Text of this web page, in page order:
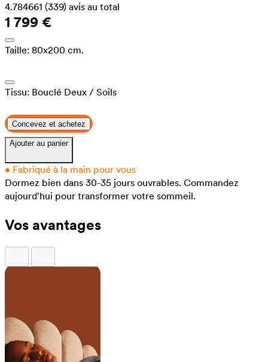
4.784661 (339) avis au total
1 799 €
Taille: 80x200 cm.
Tissu: Bouclé Deux / Soils
Concevez et achetez
Ajouter au panier
• Fabriqué à la main pour vous
Dormez bien dans 30-35 jours ouvrables. Commandez
aujourd'hui pour transformer votre sommeil.
Vos avantages